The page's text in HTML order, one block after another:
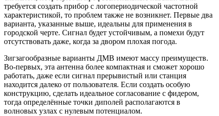
требуется создать прибор с логопериодической частотной
характеристикой, то проблем также не возникнет. Первые два
варианта, указанные выше, идеальны для применения в
городской черте. Сигнал будет устойчивым, а помехи будут
отсутствовать даже, когда за двором плохая погода.
Зигзагообразные варианты ДМВ имеют массу преимуществ.
Во-первых, эта антенна более компактная и сможет хорошо
работать, даже если сигнал прерывистый или станция
находится далеко от пользователя. Если создать особую
конструкцию, сделать идеальное согласование с фидером,
тогда определённые точки диполей располагаются в
волновых узлах с нулевым потенциалом.